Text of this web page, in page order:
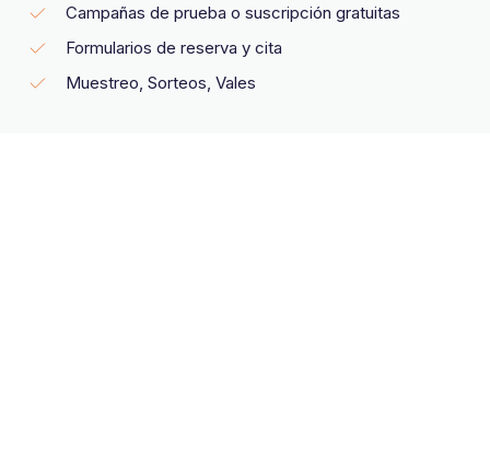
Campañas de prueba o suscripción gratuitas
Formularios de reserva y cita
Muestreo, Sorteos, Vales